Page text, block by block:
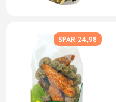
SPAR 24,98